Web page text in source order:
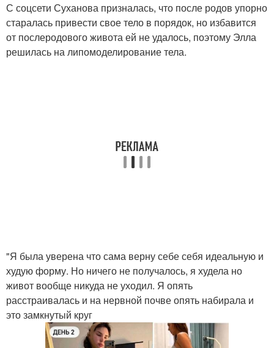
С соцсети Суханова призналась, что после родов упорно
старалась привести свое тело в порядок, но избавится
от послеродового живота ей не удалось, поэтому Элла
решилась на липомоделирование тела.
"Я была уверена что сама верну себе себя идеальную и
худую форму. Но ничего не получалось, я худела но
живот вообще никуда не уходил. Я опять
расстраивалась и на нервной почве опять набирала и
это замкнутый круг